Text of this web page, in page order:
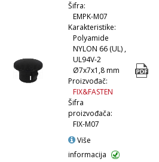
Šifra:
EMPK-M07
Karakteristike:
Polyamide
NYLON 66 (UL) ,
UL94V-2
Ø7x7x1,8 mm
Proizvođač:
FIX&FASTEN
Šifra
proizvođača:
FIX-M07
Više
informacija